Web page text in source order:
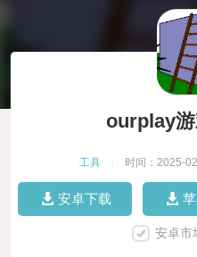
ourplay
工具 时间：2025-
安卓下载
安卓市